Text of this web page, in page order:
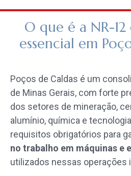
O que é a NR-
essencial em
Poços de Caldas é um
de Minas Gerais, com forte
dos setores de mineração,
alumínio, química e
requisitos obrigatórios para
no trabalho em máquinas e
utilizados nessas operações